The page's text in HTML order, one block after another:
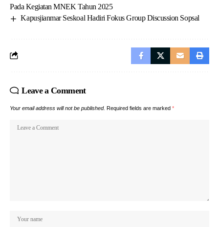
Pada Kegiatan MNEK Tahun 2025
Kapusjianmar Seskoal Hadiri Fokus Group Discussion Sopsal
Leave a Comment
Your email address will not be published. Required fields are marked *